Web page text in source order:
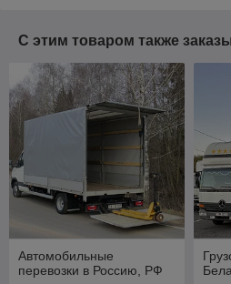
С этим товаром также
Автомобильные
перевозки в Россию, РФ